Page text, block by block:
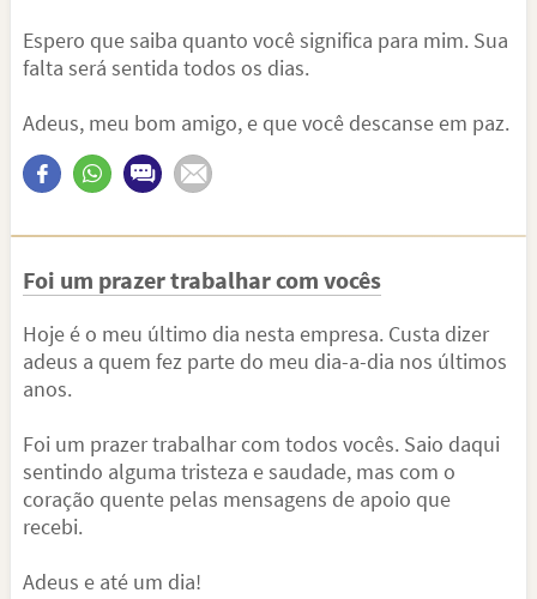
Espero que saiba quanto você significa para mim. Sua
falta será sentida todos os dias.
Adeus, meu bom amigo, e que você descanse em paz.
Foi um prazer trabalhar com vocês
Hoje é o meu último dia nesta empresa. Custa dizer
adeus a quem fez parte do meu dia-a-dia nos últimos
anos.
Foi um prazer trabalhar com todos vocês. Saio daqui
sentindo alguma tristeza e saudade, mas com o
coração quente pelas mensagens de apoio que
recebi.
Adeus e até um dia!